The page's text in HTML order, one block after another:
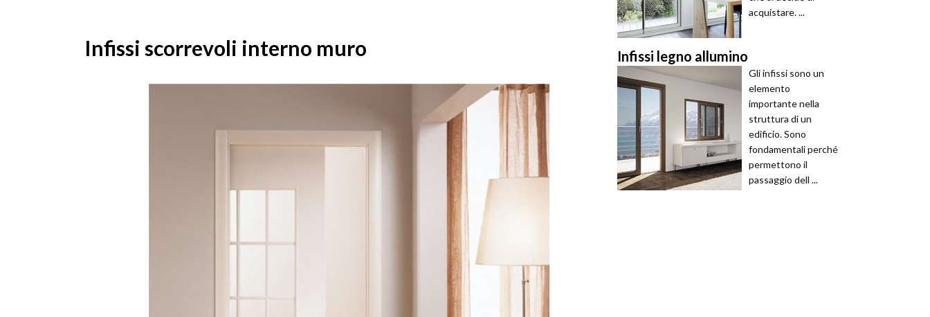
Infissi scorrevoli interno muro
acquistare. ...
Infissi legno allumino
Gli infissi sono un
elemento
importante nella
struttura di un
edificio. Sono
fondamentali perché
permettono il
passaggio dell ...